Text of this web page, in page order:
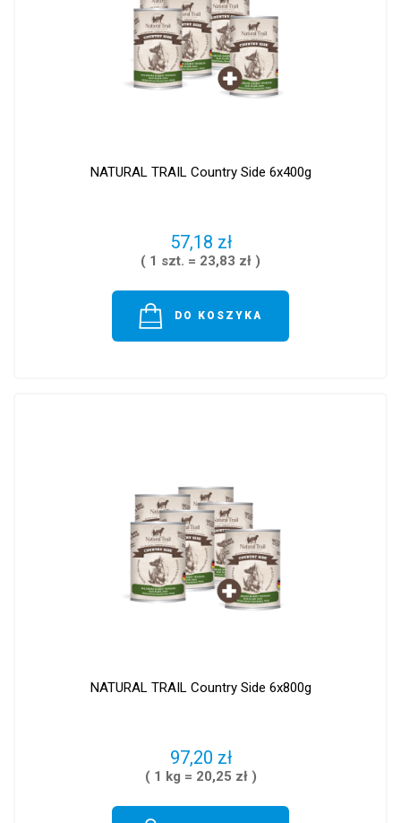
NATURAL TRAIL Country Side 6x400g
57,18 zł
( 1 szt. = 23,83 zł )
DO KOSZYKA
NATURAL TRAIL Country Side 6x800g
97,20 zł
( 1 kg = 20,25 zł )